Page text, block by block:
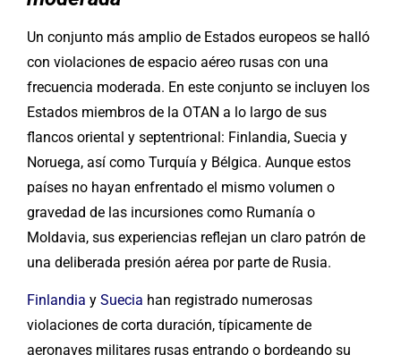
Un conjunto más amplio de Estados europeos se halló
con violaciones de espacio aéreo rusas con una
frecuencia moderada. En este conjunto se incluyen los
Estados miembros de la OTAN a lo largo de sus
flancos oriental y septentrional: Finlandia, Suecia y
Noruega, así como Turquía y Bélgica. Aunque estos
países no hayan enfrentado el mismo volumen o
gravedad de las incursiones como Rumanía o
Moldavia, sus experiencias reflejan un claro patrón de
una deliberada presión aérea por parte de Rusia.
Finlandia y Suecia han registrado numerosas
violaciones de corta duración, típicamente de
aeronaves militares rusas entrando o bordeando su